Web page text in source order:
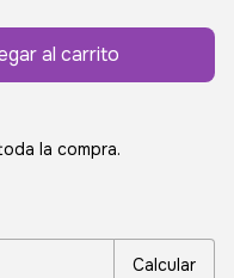
la compra.
Calcular